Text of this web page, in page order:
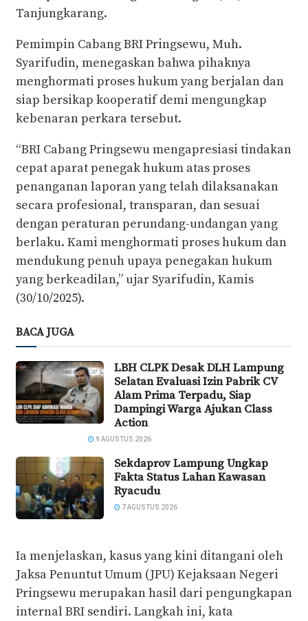
Tanjungkarang.
Pemimpin Cabang BRI Pringsewu, Muh.
Syarifudin, menegaskan bahwa pihaknya
menghormati proses hukum yang berjalan dan
siap bersikap kooperatif demi mengungkap
kebenaran perkara tersebut.
“BRI Cabang Pringsewu mengapresiasi tindakan
cepat aparat penegak hukum atas proses
penanganan laporan yang telah dilaksanakan
secara profesional, transparan, dan sesuai
dengan peraturan perundang-undangan yang
berlaku. Kami menghormati proses hukum dan
mendukung penuh upaya penegakan hukum
yang berkeadilan,” ujar Syarifudin, Kamis
(30/10/2025).
BACA JUGA
LBH CLPK Desak DLH Lampung
Selatan Evaluasi Izin Pabrik CV
Alam Prima Terpadu, Siap
Dampingi Warga Ajukan Class
Action
9 AGUSTUS 2026
Sekdaprov Lampung Ungkap
Fakta Status Lahan Kawasan
Ryacudu
7 AGUSTUS 2026
Ia menjelaskan, kasus yang kini ditangani oleh
Jaksa Penuntut Umum (JPU) Kejaksaan Negeri
Pringsewu merupakan hasil dari pengungkapan
internal BRI sendiri. Langkah ini, kata